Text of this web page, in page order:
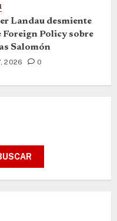
Landau desmiente
Foreign Policy sobre
Salomón
2026 0